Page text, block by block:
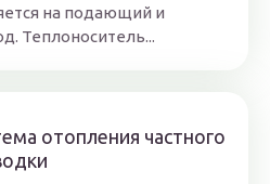
на подающий и
Теплоноситель...
отопления частного